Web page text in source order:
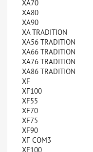
XA70
XA80
XA90
XA TRADITION
XA56 TRADITION
XA66 TRADITION
XA76 TRADITION
XA86 TRADITION
XF
XF100
XF55
XF70
XF75
XF90
XF COM3
XF100